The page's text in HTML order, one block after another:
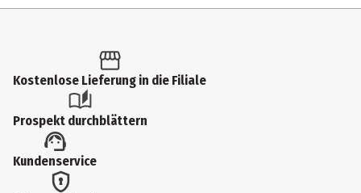
1. Auflage
Herausgegeben von Pattloch Verlag
Genre
Geschenkbücher
Kostenlose Lieferung in die Filiale
Prospekt durchblättern
Kundenservice